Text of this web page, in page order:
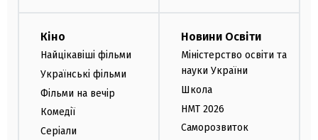
Кіно
Найцікавіші фільми
Українські фільми
Фільми на вечір
Комедії
Серіали
Новини Освіти
Міністерство освіти та
науки України
Школа
НМТ 2026
Саморозвиток